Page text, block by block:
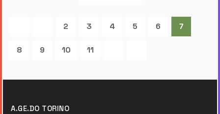
2 3 4 5 6 7
8 9 10 11
A.GE.DO TORINO